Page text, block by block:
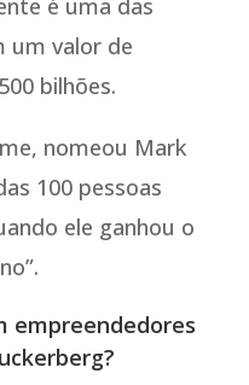
um valor de
bilhões.
nomeou Mark
100 pessoas
ele ganhou o
empreendedores